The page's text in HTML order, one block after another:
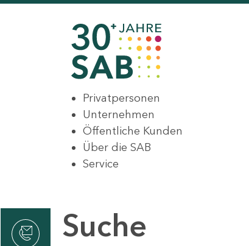
Privatpersonen
Unternehmen
Öffentliche Kunden
Über die SAB
Service
Suche